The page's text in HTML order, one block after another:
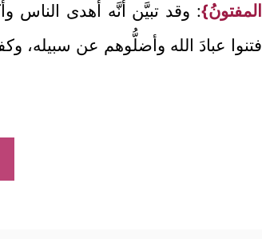
المفتونُ}: وقد تبيَّن أنَّه أهدى الناس
فتنوا عبادَ الله وأضلُّوهم عن سبيله،